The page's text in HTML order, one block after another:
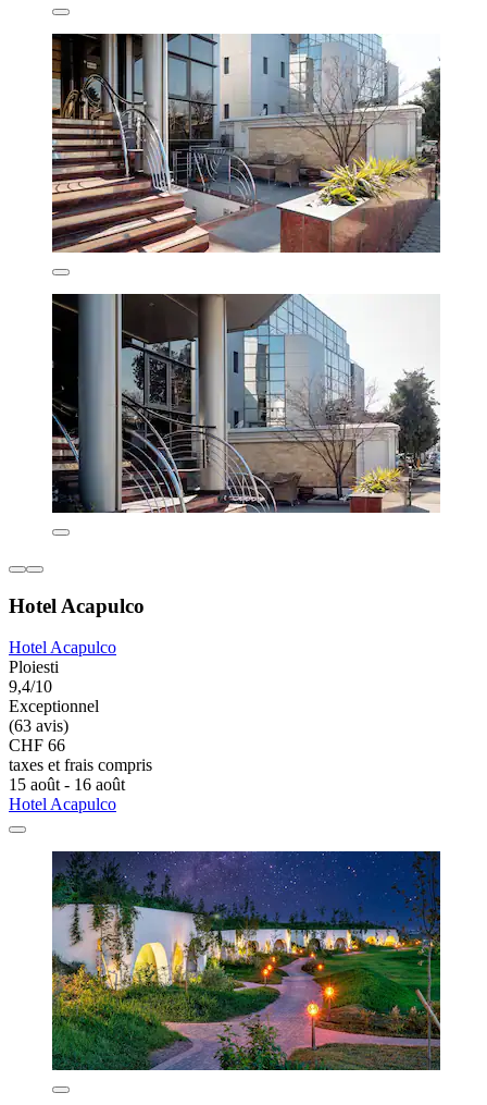
Hotel Acapulco
Hotel Acapulco
Ploiesti
9,4/10
Exceptionnel
(63 avis)
CHF 66
taxes et frais compris
15 août - 16 août
Hotel Acapulco